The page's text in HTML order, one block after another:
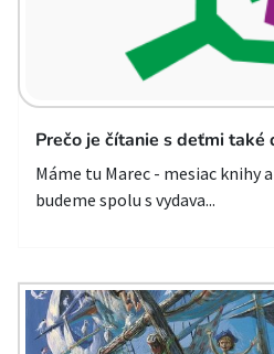
Prečo je čítanie s deťmi také
Máme tu Marec - mesiac knihy
budeme spolu s vydava...